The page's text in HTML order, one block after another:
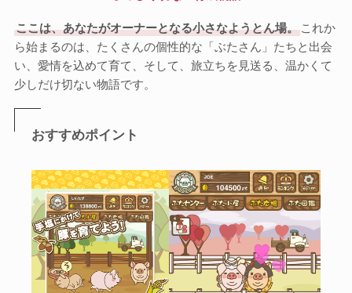
ここは、あなたがオーナーとなる小さなようとん場。これか
ら始まるのは、たくさんの個性的な「ぶたさん」たちと出会
い、愛情を込めて育て、そして、旅立ちを見送る、温かくて
少しだけ切ない物語です。
おすすめポイント